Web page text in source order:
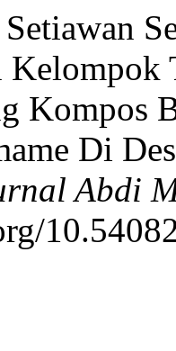
Kompos
Di
Abdi